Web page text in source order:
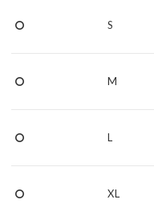
S
M
L
XL